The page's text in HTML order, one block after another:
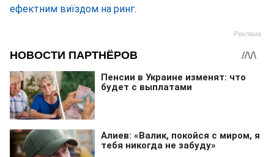
ефектним виїздом на ринг.